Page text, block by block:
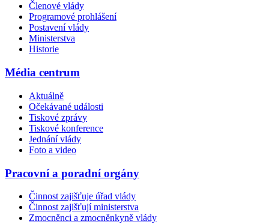
Členové vlády
Programové prohlášení
Postavení vlády
Ministerstva
Historie
Média centrum
Aktuálně
Očekávané události
Tiskové zprávy
Tiskové konference
Jednání vlády
Foto a video
Pracovní a poradní orgány
Činnost zajišťuje úřad vlády
Činnost zajišťují ministerstva
Zmocněnci a zmocněnkyně vlády